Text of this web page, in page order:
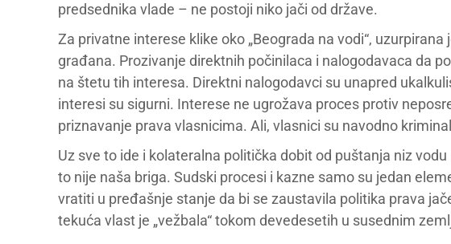
predsednika vlade – ne postoji niko jači od države.
Za privatne interese klike oko „Beograda na vodi“,
građana. Prozivanje direktnih počinilaca i nalogodavaca da
na štetu tih interesa. Direktni nalogodavci su unapred
interesi su sigurni. Interese ne ugrožava proces protiv
priznavanje prava vlasnicima. Ali, vlasnici su navodno
Uz sve to ide i kolateralna politička dobit od puštanja niz
to nije naša briga. Sudski procesi i kazne samo su jedan
vratiti u pređašnje stanje da bi se zaustavila politika prava
tekuća vlast je „vežbala“ tokom devedesetih u susednim